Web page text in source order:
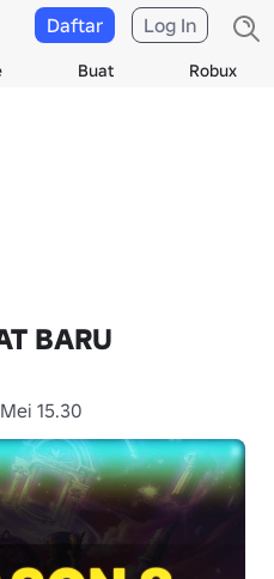
Buat Robux
Daftar Log In
BARU
15.30